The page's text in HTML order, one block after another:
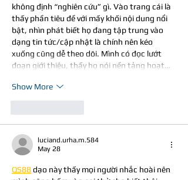
không định “nghiên cứu” gì. Vào trang cái là
thấy phần tiêu đề với mấy khối nội dung nổi
bật, nhìn phát biết họ đang tập trung vào
dạng tin tức/cập nhật là chính nên kéo
xuống cũng dễ theo dõi. Mình có đọc lướt
đoạn giới thiệu, thấy họ nói nền tảng hoạt…
Show More
luciand.urha.m.584
May 28
QS88 dạo này thấy mọi người nhắc hoài nên